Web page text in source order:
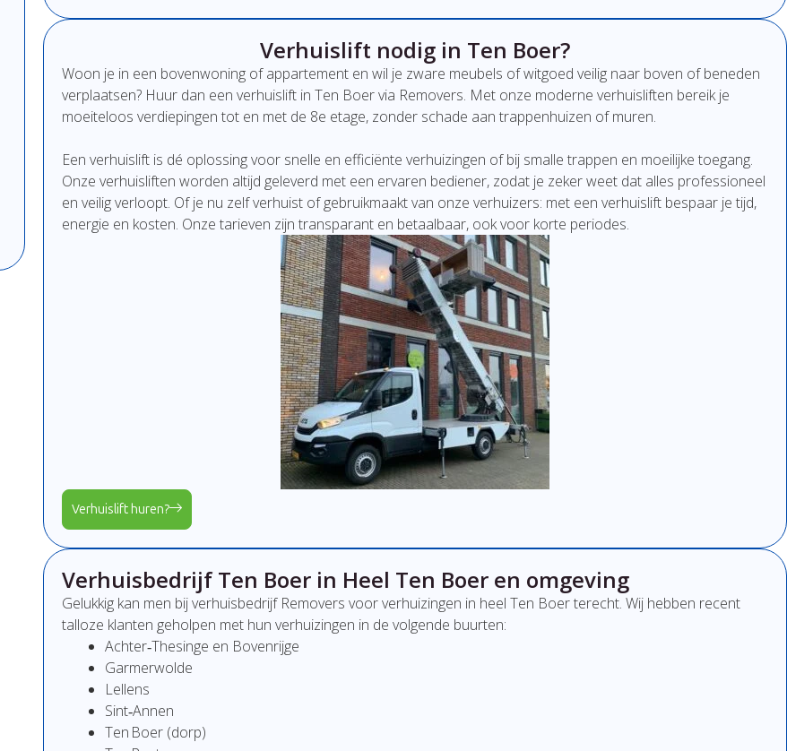
Verhuislift nodig in Ten Boer?
Woon je in een bovenwoning ofappartement en wil je zware meubels ofwitgoed veilig naar boven ofbeneden
verplaatsen? Huur dan een verhuislift in Ten Boervia Removers. Met onze moderne verhuisliften bereikje
moeiteloos verdiepingen tot en met de 8e etage, zonder schade aan trappenhuizen ofmuren.
Een verhuislift is dé oplossingvoor snelle en efficiënte verhuizingen ofbij smalle trappen en moeilijke toegang.
Onze verhuisliften worden altijd geleverd met een ervaren bediener, zodat je zekerweet dat alles professioneel
en veiligverloopt. Ofje nu zelfverhuist ofgebruikmaaktvan onze verhuizers: met een verhuislift bespaar je tijd,
energie en kosten. Onze tarieven zijn transparant en betaalbaar, ookvoor korte periodes.
Verhuislift huren?
Verhuisbedrijf Ten Boer in Heel Ten Boer en omgeving
Gelukkig kan men bij verhuisbedrijf Removers voor verhuizingen in heel Ten Boer terecht. Wij hebben recent
talloze klanten geholpen met hun verhuizingen in de volgende buurten:
Achter‑Thesinge en Bovenrijge
Garmerwolde
Lellens
Sint‑Annen
Ten Boer (dorp)